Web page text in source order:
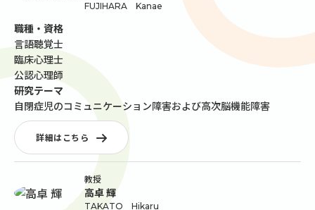
FUJIHARA Kanae
職種・資格
言語聴覚士
臨床心理士
公認心理師
研究テーマ
自閉症児のコミュニケーション障害および高次脳機能障害
詳細はこちら
教授
高卓 輝
TAKATO Hikaru